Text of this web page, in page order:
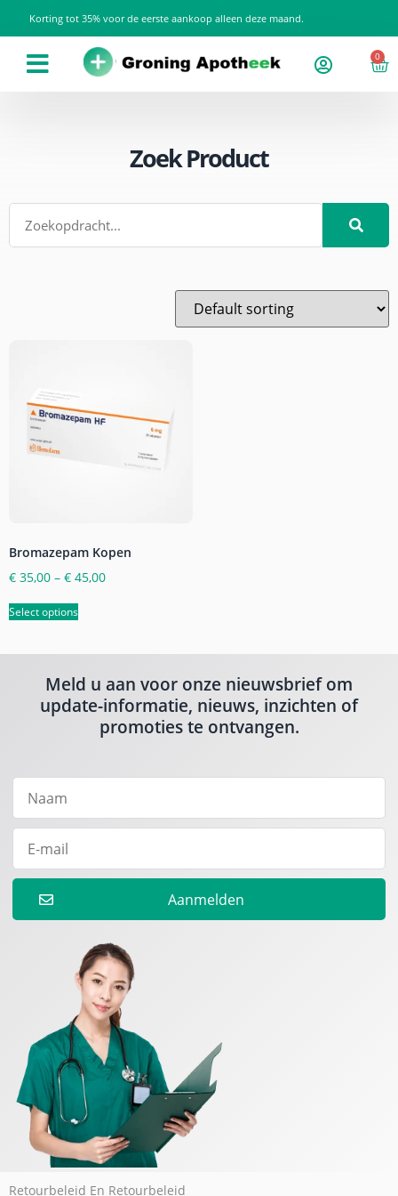
Korting tot 35% voor de eerste aankoop alleen deze maand.
0
Zoek Product
Bromazepam Kopen
€ 35,00 – € 45,00
Select options
Meld u aan voor onze nieuwsbrief om
update-informatie, nieuws, inzichten of
promoties te ontvangen.
Aanmelden
Retourbeleid En Retourbeleid